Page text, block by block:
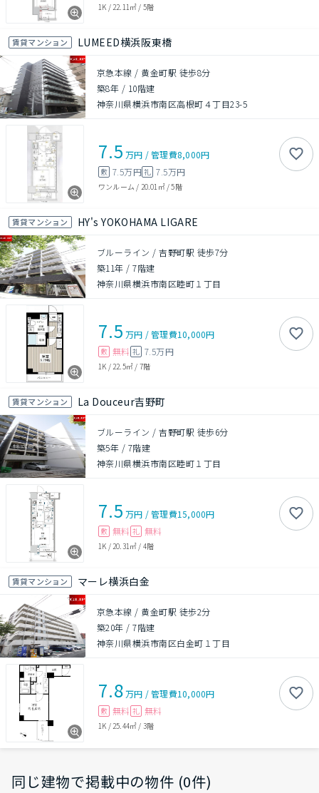
1K / 22.11㎡ / 5階
賃貸マンション LUMEED横浜阪東橋
京急本線 / 黄金町駅 徒歩8分
築8年 / 10階建
神奈川県横浜市南区高根町４丁目23-5
7.5 万円 /管理費8,000円
敷 7.5万円礼 7.5万円
ワンルーム / 20.01㎡/5階
賃貸マンション HY's YOKOHAMA LIGARE
ブルーライン / 吉野町駅 徒歩7分
築11年 /7階建
神奈川県横浜市南区睦町１丁目
7.5 万円 /管理費10,000円
敷 無料 礼 7.5万円
1K / 22.5㎡ / 7階
賃貸マンション La Douceur吉野町
ブルーライン / 吉野町駅 徒歩6分
築5年 / 7階建
神奈川県横浜市南区睦町１丁目
7.5 万円 /管理費15,000円
敷 無料 礼 無料
1K / 20.31㎡ / 4階
賃貸マンション マーレ横浜白金
京急本線 / 黄金町駅 徒歩2分
築20年 /7階建
神奈川県横浜市南区白金町１丁目
7.8万円 /管理費10,000円
敷 無料 礼 無料
1K / 25.44㎡ / 3階
同じ建物で掲載中の物件 (0件)